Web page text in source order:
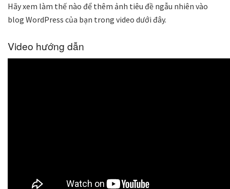
Hãy xem làm thế nào để thêm ảnh tiêu đề ngẫu nhiên vào
blog WordPress của bạn trong video dưới đây.
Video hướng dẫn